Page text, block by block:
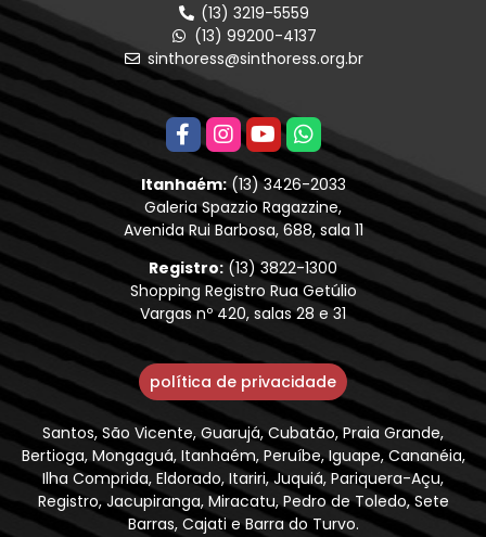
(13) 3219-5559
(13) 99200-4137
sinthoress@sinthoress.org.br
Itanhaém:(13) 3426-2033
Galeria Spazzio Ragazzine,
Avenida Rui Barbosa, 688, sala 11
Registro:(13) 3822-1300
Shopping Registro Rua Getúlio
Vargas nº 420, salas 28 e 31
política de privacidade
Santos, São Vicente, Guarujá, Cubatão, Praia Grande,
Bertioga, Mongaguá, Itanhaém, Peruíbe, Iguape, Cananéia,
Ilha Comprida, Eldorado, Itariri, Juquiá, Pariquera-Açu,
Registro, Jacupiranga, Miracatu, Pedro de Toledo, Sete
Barras, Cajati e Barra do Turvo.